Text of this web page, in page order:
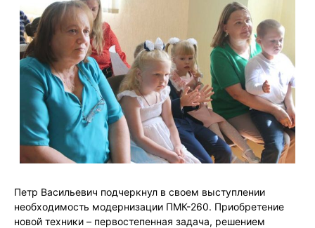
Петр Васильевич подчеркнул в своем выступлении
необходимость модернизации ПМК-260. Приобретение
новой техники – первостепенная задача, решением